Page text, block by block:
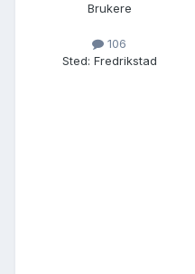
Brukere
106
Sted: Fredrikstad